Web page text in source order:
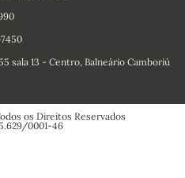
sala 13 - Centro, Balneário Camboriú
os Direitos Reservados
0001-46